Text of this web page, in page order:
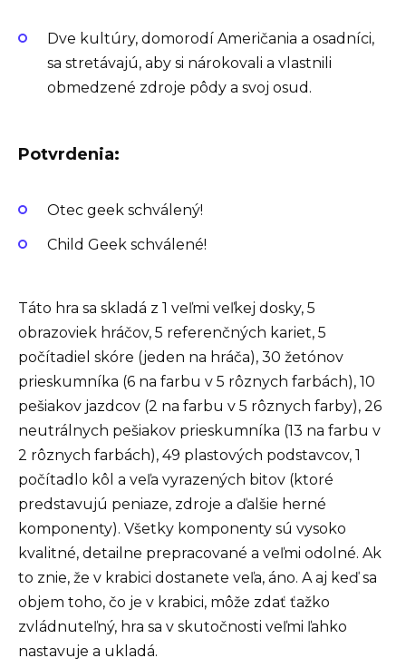
Dve kultúry, domorodí Američania a osadníci,
sa stretávajú, aby si nárokovali a vlastnili
obmedzené zdroje pôdy a svoj osud.
Potvrdenia:
Otec geek schválený!
Child Geek schválené!
Táto hra sa skladá z 1 veľmi veľkej dosky, 5
obrazoviek hráčov, 5 referenčných kariet, 5
počítadiel skóre (jeden na hráča), 30 žetónov
prieskumníka (6 na farbu v 5 rôznych farbách), 10
pešiakov jazdcov (2 na farbu v 5 rôznych farby), 26
neutrálnych pešiakov prieskumníka (13 na farbu v
2 rôznych farbách), 49 plastových podstavcov, 1
počítadlo kôl a veľa vyrazených bitov (ktoré
predstavujú peniaze, zdroje a ďalšie herné
komponenty). Všetky komponenty sú vysoko
kvalitné, detailne prepracované a veľmi odolné. Ak
to znie, že v krabici dostanete veľa, áno. A aj keď sa
objem toho, čo je v krabici, môže zdať ťažko
zvládnuteľný, hra sa v skutočnosti veľmi ľahko
nastavuje a ukladá.